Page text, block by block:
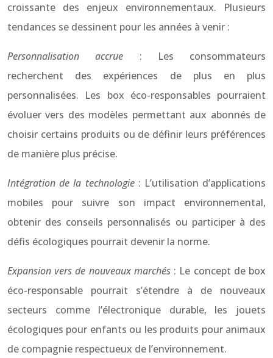
croissante des enjeux environnementaux. Plusieurs
tendances se dessinent pour les années à venir :
Personnalisation accrue : Les consommateurs
recherchent des expériences de plus en plus
personnalisées. Les box éco-responsables pourraient
évoluer vers des modèles permettant aux abonnés de
choisir certains produits ou de définir leurs préférences
de manière plus précise.
Intégration de la technologie: L’utilisation d’applications
mobiles pour suivre son impact environnemental,
obtenir des conseils personnalisés ou participer à des
défis écologiques pourrait devenir la norme.
Expansion vers de nouveaux marchés: Le concept de box
éco-responsable pourrait s’étendre à de nouveaux
secteurs comme l’électronique durable, les jouets
écologiques pour enfants ou les produits pour animaux
de compagnie respectueux de l’environnement.